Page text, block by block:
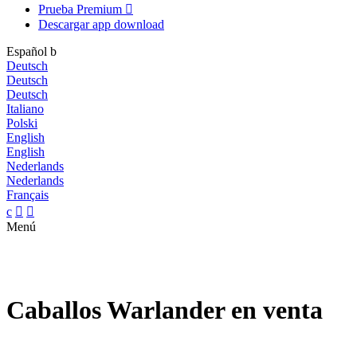
Prueba Premium 
Descargar app download
Español b
Deutsch
Deutsch
Deutsch
Italiano
Polski
English
English
Nederlands
Nederlands
Français
c  
Menú
Caballos Warlander en venta